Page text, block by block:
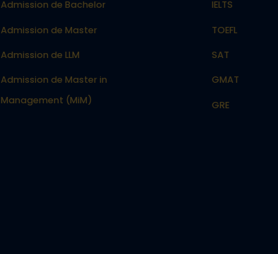
Admission de Bachelor
Admission de Master
Admission de LLM
Admission de Master in
Management (MiM)
IELTS
TOEFL
SAT
GMAT
GRE